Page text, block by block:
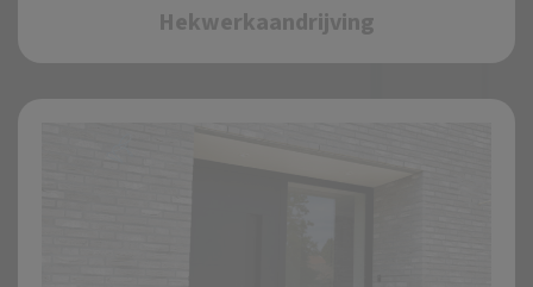
Hekwerkaandrijving